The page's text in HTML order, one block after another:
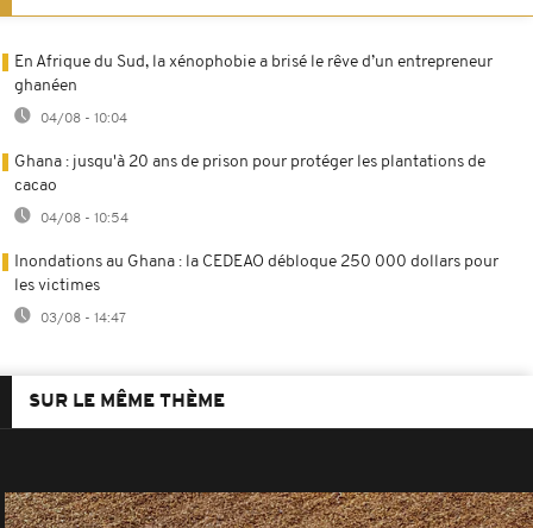
En Afrique du Sud, la xénophobie a brisé le rêve d’un entrepreneur
ghanéen
04/08 - 10:04
Ghana : jusqu'à 20 ans de prison pour protéger les plantations de
cacao
04/08 - 10:54
Inondations au Ghana : la CEDEAO débloque 250 000 dollars pour
les victimes
03/08 - 14:47
SUR LE MÊME THÈME